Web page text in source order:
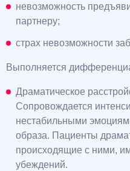
невозможность
партнеру;
страх невозможности
Выполняется
Драматическое
Сопровождается
нестабильными
образа. Пациенты
происходящие с ними,
убеждений.